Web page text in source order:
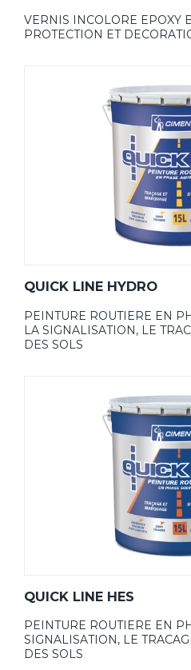
VERNIS INCOLORE EPOXY
PROTECTION ET
QUICK LINE HYDRO
PEINTURE ROUTIERE EN
LA SIGNALISATION, LE
DES SOLS
QUICK LINE HES
PEINTURE ROUTIERE EN
SIGNALISATION, LE
DES SOLS